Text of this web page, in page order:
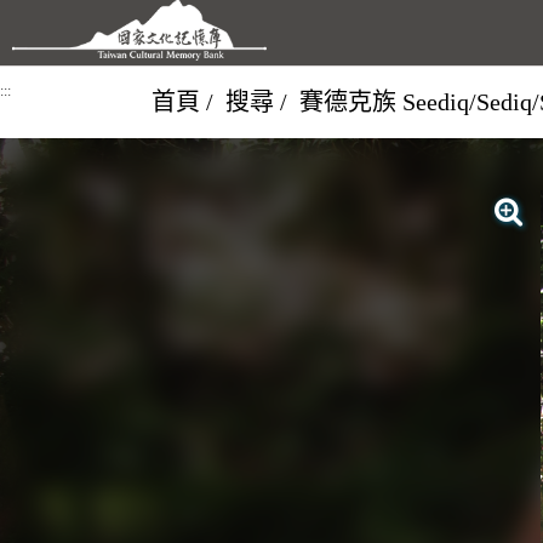
跳到主要內容區塊
::: 首頁 搜尋 賽德克族 Seediq/